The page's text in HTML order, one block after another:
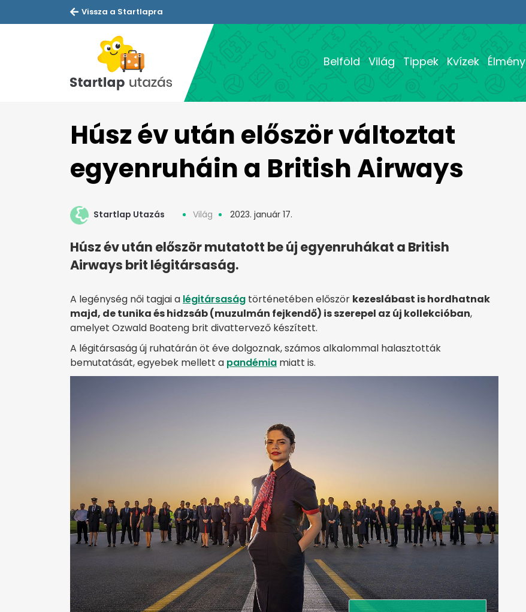
Vissza a Startlapra
Belföld Világ Tippek Kvízek Élmény
Húsz év után először változtat
egyenruháin a British Airways
Startlap Utazás Világ 2023. január 17.
Húsz év után először mutatott be új egyenruhákat a British
Airways brit légitársaság.
A legénység női tagjai a légitársaság történetében először kezeslábast is hordhatnak
majd, de tunika és hidzsáb (muzulmán fejkendő) is szerepel az új kollekcióban,
amelyet Ozwald Boateng brit divattervező készített.
A légitársaság új ruhatárán öt éve dolgoznak, számos alkalommal halasztották
bemutatását, egyebek mellett a pandémia miatt is.